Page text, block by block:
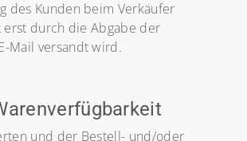
des Kunden beim Verkäufer
erst durch die Abgabe der
Mail versandt wird.
und der Bestell- und/oder